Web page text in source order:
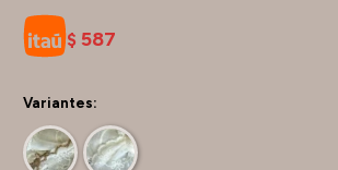
$ 587
Variantes: